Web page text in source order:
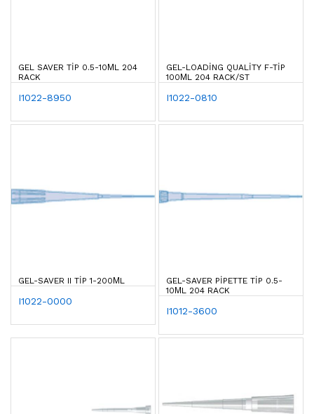
GEL SAVER TIP 0.5-10ΜL 204
RACK
I1022-8950
GEL-LOADING QUALITY F-TIP
100ΜL 204 RACK/ST
I1022-0810
GEL-SAVER II TIP 1-200ΜL
I1022-0000
GEL-SAVER PIPETTE TIP 0.5-
10ΜL 204 RACK
I1012-3600